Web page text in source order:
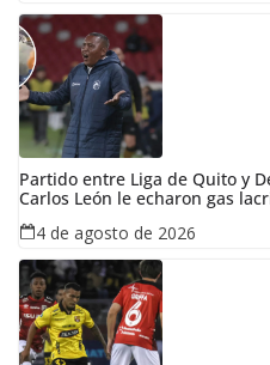
Partido entre Liga de Quito y
Carlos León le echaron gas
4 de agosto de 2026